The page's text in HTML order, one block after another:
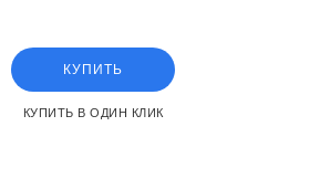
КУПИТЬ
КУПИТЬ В ОДИН КЛИК